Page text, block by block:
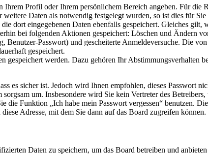
Profil oder Ihrem persönlichem Bereich angeben. Für die
Daten als notwendig festgelegt wurden, so ist dies für
dort eingegebenen Daten ebenfalls gespeichert. Gleiches
bei folgenden Aktionen gespeichert: Löschen und Ändern
Passwort) und gescheiterte Anmeldeversuche. Die
gespeichert.
gespeichert werden. Dazu gehören Ihr Abstimmungsverhalten
es sicher ist. Jedoch wird Ihnen empfohlen, dieses Passwort
um. Insbesondere wird Sie kein Vertreter des
die Funktion „Ich habe mein Passwort vergessen“ benutzen.
Adresse, mit dem Sie dann auf das Board zugreifen können.
Daten zu speichern, um das Board betreiben und